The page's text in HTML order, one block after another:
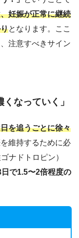
妊娠が正常に継続
となります。ここ
注意すべきサイン
なっていく」
日を追うごとに徐々
維持するために必
ナドトロピン）
で1.5〜2倍程度の